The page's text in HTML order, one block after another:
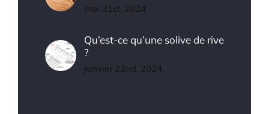
mai 31st, 2024
Qu’est-ce qu’une solive de rive
?
janvier 22nd, 2024